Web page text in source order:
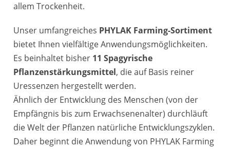
allem Trockenheit.
Unser umfangreiches PHYLAK Farming-Sortiment
bietet Ihnen vielfältige Anwendungsmöglichkeiten.
Es beinhaltet bisher 11 Spagyrische
Pflanzenstärkungsmittel, die auf Basis reiner
Uressenzen hergestellt werden.
Ähnlich der Entwicklung des Menschen (von der
Empfängnis bis zum Erwachsenenalter) durchläuft
die Welt der Pflanzen natürliche Entwicklungszyklen.
Daher beginnt die Anwendung von PHYLAK Farming